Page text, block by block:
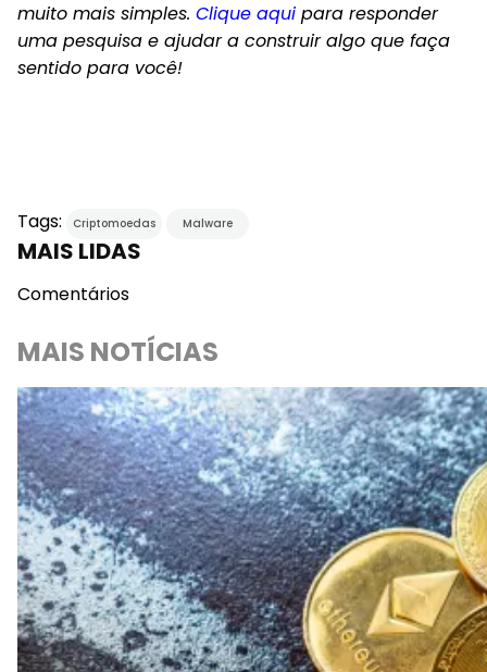
muito mais simples. Clique aqui para responder
uma pesquisa e ajudar a construir algo que faça
sentido para você!
Tags: Criptomoedas Malware
MAIS LIDAS
Comentários
MAIS NOTÍCIAS